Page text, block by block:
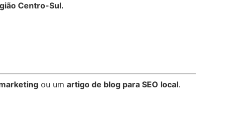
Centro-Sul.
ou um artigo de blog para SEO local.